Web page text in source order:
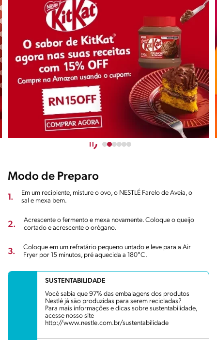
Modo de Preparo
1.
Em um recipiente, misture o ovo, o NESTLÉ Farelo de Aveia, o
sal e mexa bem.
2.
Acrescente o fermento e mexa novamente. Coloque o queijo
cortado e acrescente o orégano.
3.
Coloque em um refratário pequeno untado e leve para a Air
Fryer por 15 minutos, pré aquecida a 180°C.
SUSTENTABILIDADE
Você sabia que 97% das embalagens dos produtos
Nestlé já são produzidas para serem recicladas?
Para mais informações e dicas sobre sustentabilidade,
acesse nosso site
http://www.nestle.com.br/sustentabilidade